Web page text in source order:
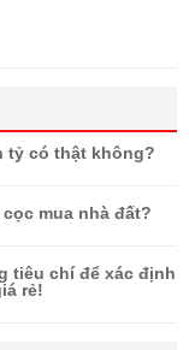
tỷ có thật không?
mua nhà đất?
tiêu chí để xác định
rẻ!